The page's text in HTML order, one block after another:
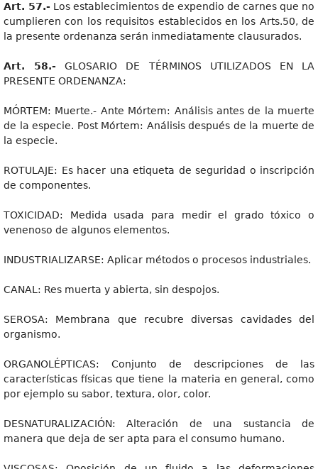
Art. 57.- Los establecimientos de expendio de carnes que no
cumplieren con los requisitos establecidos en los Arts.50, de
la presente ordenanza serán inmediatamente clausurados.
Art. 58.- GLOSARIO DE TÉRMINOS UTILIZADOS EN LA
PRESENTE ORDENANZA:
MÓRTEM: Muerte.- Ante Mórtem: Análisis antes de la muerte
de la especie. Post Mórtem: Análisis después de la muerte de
la especie.
ROTULAJE: Es hacer una etiqueta de seguridad o inscripción
de componentes.
TOXICIDAD: Medida usada para medir el grado tóxico o
venenoso de algunos elementos.
INDUSTRIALIZARSE: Aplicar métodos o procesos industriales.
CANAL: Res muerta y abierta, sin despojos.
SEROSA: Membrana que recubre diversas cavidades del
organismo.
ORGANOLÉPTICAS: Conjunto de descripciones de las
características físicas que tiene la materia en general, como
por ejemplo su sabor, textura, olor, color.
DESNATURALIZACIÓN: Alteración de una sustancia de
manera que deja de ser apta para el consumo humano.